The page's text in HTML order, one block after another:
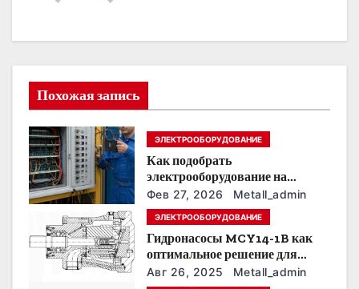
и
я
п
о
а
Похожая запись
ЭЛЕКТРООБОРУДОВАНИЕ
Как подобрать
электрооборудование на
предприятии под тяжелые
условия эксплуатации
Фев 27, 2026 Metall_admin
ЭЛЕКТРООБОРУДОВАНИЕ
Гидронасосы MCY14-1B как
оптимальное решение для
модернизации гидросистем
Авг 26, 2025 Metall_admin